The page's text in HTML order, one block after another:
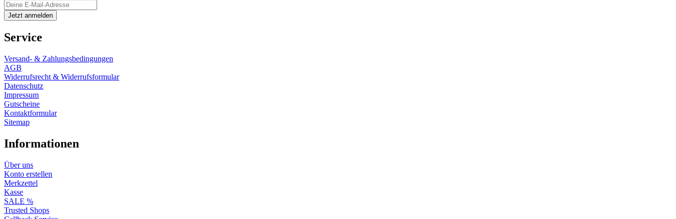
Service
Versand- & Zahlungsbedingungen
AGB
Widerrufsrecht & Widerrufsformular
Datenschutz
Impressum
Gutscheine
Kontaktformular
Sitemap
Informationen
Über uns
Konto erstellen
Merkzettel
Kasse
SALE %
Trusted Shops